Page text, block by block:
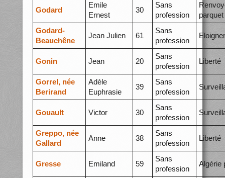
Godard
Emile
Ernest
30
Sans
profession
parquet
Godard-
Beauchêne
Jean Julien 61
Sans
profession
Gonin Jean 20
Sans
profession
Liberté
Gorrel, née
Berirand
Adèle
Euphrasie
39
Sans
profession
Gouault Victor 30
Sans
profession
Greppo, née
Gallard
Anne 38
Sans
profession
Liberté
Gresse Emiland 59
Sans
profession
Algérie